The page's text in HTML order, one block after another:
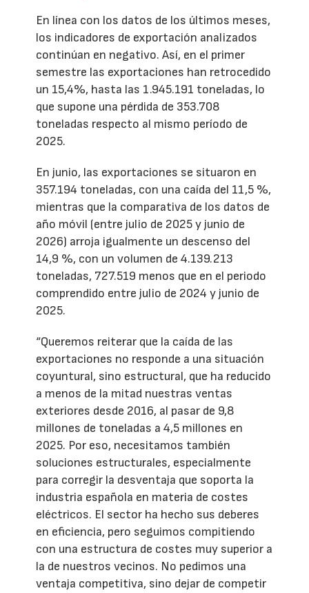
En línea con los datos de los últimos meses,
los indicadores de exportación analizados
continúan en negativo. Así, en el primer
semestre las exportaciones han retrocedido
un 15,4%, hasta las 1.945.191 toneladas, lo
que supone una pérdida de 353.708
toneladas respecto al mismo período de
2025.
En junio, las exportaciones se situaron en
357.194 toneladas, con una caída del 11,5 %,
mientras que la comparativa de los datos de
año móvil (entre julio de 2025 y junio de
2026) arroja igualmente un descenso del
14,9 %, con un volumen de 4.139.213
toneladas, 727.519 menos que en el periodo
comprendido entre julio de 2024 y junio de
2025.
“Queremos reiterar que la caída de las
exportaciones no responde a una situación
coyuntural, sino estructural, que ha reducido
a menos de la mitad nuestras ventas
exteriores desde 2016, al pasar de 9,8
millones de toneladas a 4,5 millones en
2025. Por eso, necesitamos también
soluciones estructurales, especialmente
para corregir la desventaja que soporta la
industria española en materia de costes
eléctricos. El sector ha hecho sus deberes
en eficiencia, pero seguimos compitiendo
con una estructura de costes muy superior a
la de nuestros vecinos. No pedimos una
ventaja competitiva, sino dejar de competir